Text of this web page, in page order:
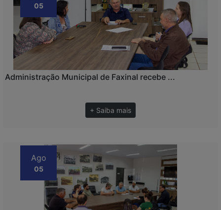
05
Administração Municipal de Faxinal recebe ...
+ Saiba mais
Ago
05